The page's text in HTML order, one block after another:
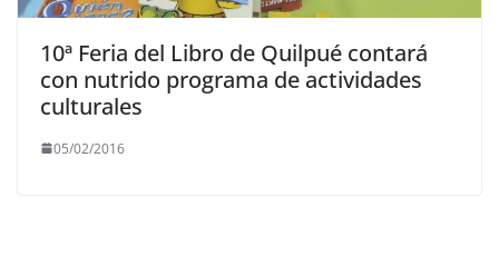
10ª Feria del Libro de Quilpué contará
con nutrido programa de actividades
culturales
05/02/2016